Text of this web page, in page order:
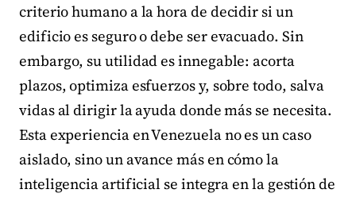
criterio humano a la hora de decidir si un
edificio es seguro o debe ser evacuado. Sin
embargo, su utilidad es innegable: acorta
plazos, optimiza esfuerzos y, sobre todo, salva
vidas al dirigir la ayuda donde más se necesita.
Esta experiencia en Venezuela no es un caso
aislado, sino un avance más en cómo la
inteligencia artificial se integra en la gestión de